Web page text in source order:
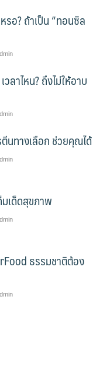
รอ? ถ้าเป็น “ทอนซิล
ลาไหน? ถึงไม่ให้อาบ
ตีนทางเลือก ช่วยคุณได้
มเด็ดสุขภาพ
ธรรมชาติต้อง